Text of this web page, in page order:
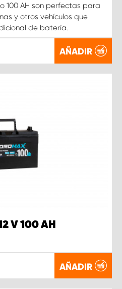
100 AH son perfectas para
y otros vehículos que
de batería.
AÑADIR
V 100 AH
AÑADIR